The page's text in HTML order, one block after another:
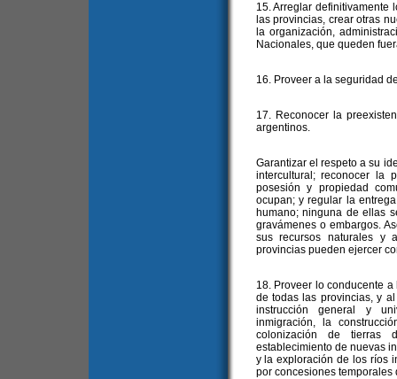
15. Arreglar
las provincias, crear otras
la organización,
Nacionales, que queden
16. Proveer a la seguridad
17. Reconocer la
argentinos.
Garantizar el respeto a su
intercultural; reconocer la
posesión y propiedad
ocupan; y regular la
humano; ninguna de ellas
gravámenes o embargos.
sus recursos naturales y
provincias pueden ejercer
18. Proveer lo conducente
de todas las provincias, y
instrucción general y
inmigración, la
colonización de tierras
establecimiento de nuevas
y la exploración de los ríos
por concesiones